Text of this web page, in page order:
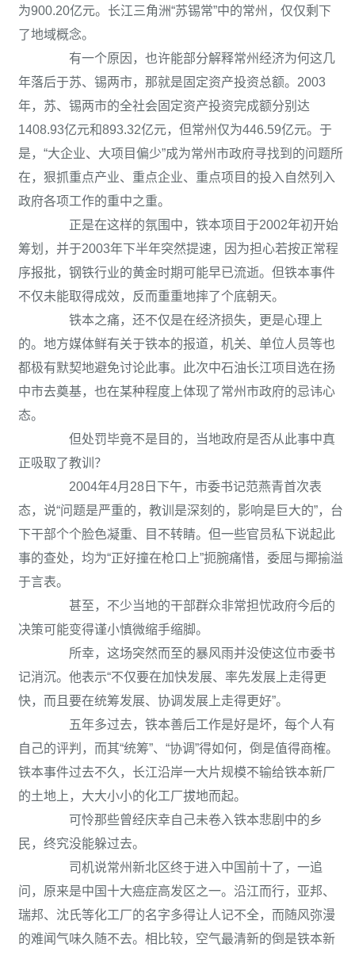
为900.20亿元。长江三角洲“苏锡常”中的常州，仅仅剩下
了地域概念。
有一个原因，也许能部分解释常州经济为何这几
年落后于苏、锡两市，那就是固定资产投资总额。2003
年，苏、锡两市的全社会固定资产投资完成额分别达
1408.93亿元和893.32亿元，但常州仅为446.59亿元。于
是，“大企业、大项目偏少”成为常州市政府寻找到的问题所
在，狠抓重点产业、重点企业、重点项目的投入自然列入
政府各项工作的重中之重。
正是在这样的氛围中，铁本项目于2002年初开始
筹划，并于2003年下半年突然提速，因为担心若按正常程
序报批，钢铁行业的黄金时期可能早已流逝。但铁本事件
不仅未能取得成效，反而重重地摔了个底朝天。
铁本之痛，还不仅是在经济损失，更是心理上
的。地方媒体鲜有关于铁本的报道，机关、单位人员等也
都极有默契地避免讨论此事。此次中石油长江项目选在扬
中市去奠基，也在某种程度上体现了常州市政府的忌讳心
态。
但处罚毕竟不是目的，当地政府是否从此事中真
正吸取了教训？
2004年4月28日下午，市委书记范燕青首次表
态，说“问题是严重的，教训是深刻的，影响是巨大的”，台
下干部个个脸色凝重、目不转睛。但一些官员私下说起此
事的查处，均为“正好撞在枪口上”扼腕痛惜，委屈与揶揄溢
于言表。
甚至，不少当地的干部群众非常担忧政府今后的
决策可能变得谨小慎微缩手缩脚。
所幸，这场突然而至的暴风雨并没使这位市委书
记消沉。他表示“不仅要在加快发展、率先发展上走得更
快，而且要在统筹发展、协调发展上走得更好”。
五年多过去，铁本善后工作是好是坏，每个人有
自己的评判，而其“统筹”、“协调”得如何，倒是值得商榷。
铁本事件过去不久，长江沿岸一大片规模不输给铁本新厂
的土地上，大大小小的化工厂拔地而起。
可怜那些曾经庆幸自己未卷入铁本悲剧中的乡
民，终究没能躲过去。
司机说常州新北区终于进入中国前十了，一追
问，原来是中国十大癌症高发区之一。沿江而行，亚邦、
瑞邦、沈氏等化工厂的名字多得让人记不全，而随风弥漫
的难闻气味久随不去。相比较，空气最清新的倒是铁本新